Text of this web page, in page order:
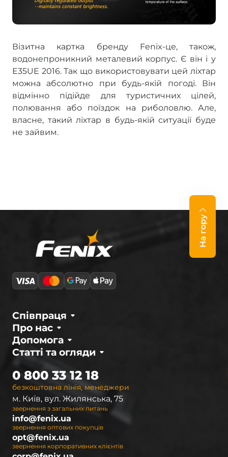
Візитна картка бренду Fenix-це, також,
водонепроникний металевий корпус. Є він і у
E35UE 2016. Так що використовувати цей ліхтар
можна абсолютно при будь-якій погоді. Він
відмінно підійде для туристичних цілей,
полювання або поїздок на риболовлю. Але,
власне, такий ліхтар в будь-якій ситуації буде
не зайвим.
На гору
Про нас
Співпраця
Статті та огляди
Допомога
безкоштовна лінія, менеджери
0 800 33 12 18
м. Київ, вул. Жилянська, 75
звернення з загальних питань
info@fenix.ua
звернення оптових покупців
opt@fenix.ua
звернення корпоративних клієнтів